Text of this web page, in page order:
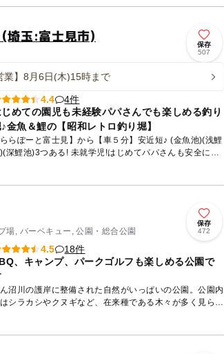
埼玉:富士見市)
保存
507
業】8月6日(木)15時まで
4.4
4件
じめての園児も未経験パパさんでも楽しめる釣り
金魚＆鯉の【昭和レトロ釣り堀】
ららぽーと富士見】から【車５分】安近短♪ (金魚池)(浅鯉
深鯉池)3つある! 未就学児!はじめてパパさんも安全に遊
場, バーベキュー, 公園・総合公園
保存
472
4.5
18件
、キャンプ、パークゴルフも楽しめる公園で
沼川の護岸に整備された自然がいっぱいの公園。公園内
シラカシやクヌギなど、在来種である木々が多く見ら